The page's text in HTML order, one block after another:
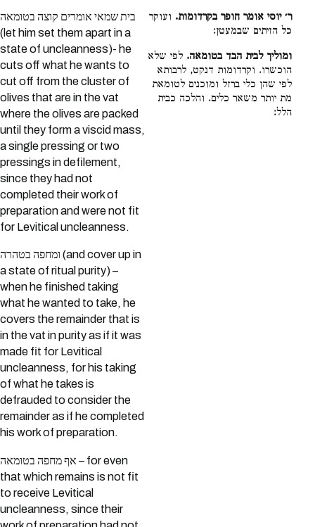
בית שמאי אומרים קוצה בטומאה
(let him set them apart in a
state of uncleanness)- he
cuts off what he wants to
cut off from the cluster of
olives that are in the vat
where the olives are packed
until they form a viscid mass,
a single pressing or two
pressings in defilement,
since they had not
completed their work of
preparation and were not fit
for Levitical uncleanness.
ומחפה בטהרה (and cover up in
a state of ritual purity) –
when he finished taking
what he wanted to take, he
covers the remainder that is
in the vat in purity as if it was
made fit for Levitical
uncleanness, for his taking
of what he takes is
defrauded to consider the
remainder as if he completed
his work of preparation.
אף מחפה בטומאה – for even
that which remains is not fit
to receive Levitical
uncleanness, since their
ר׳ יוסי אומר חופר בקרדומות. ועוקר
כל הזיתים שבמעטן:
ומוליך לבית הבד בטומאה. לפי שלא
הוכשרו. וקרדומות דנקט, לרבותא
לפי שהן כלי ברזל ומוכנים לטומאת
מת יותר משאר כלים. והלכה כבית
הלל: